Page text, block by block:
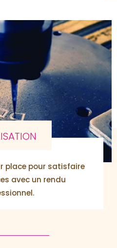
place pour satisfaire
avec un rendu